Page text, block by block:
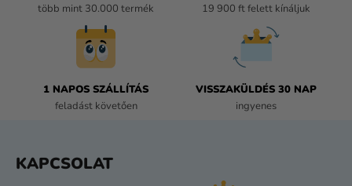
több mint 30.000 termék
19 900 ft felett kínáljuk
1 NAPOS SZÁLLÍTÁS
feladást követően
VISSZAKÜLDÉS 30 NAP
ingyenes
KAPCSOLAT